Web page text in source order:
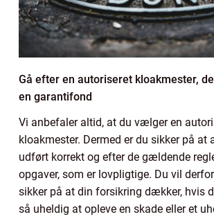
Gå efter en autoriseret kloakmester,
en garantifond
Vi anbefaler altid, at du vælger en
kloakmester. Dermed er du sikker på at
udført korrekt og efter de gældende
opgaver, som er lovpligtige. Du vil
sikker på at din forsikring dækker, hvis
så uheldig at opleve en skade eller et